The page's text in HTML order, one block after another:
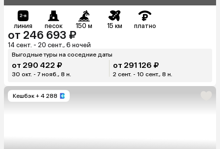
линия песок 150 м 15 км платно
от 246 693 ₽
14 сент. - 20 сент., 6 ночей
Выгодные туры на соседние даты
от 290 422 ₽
30 окт. - 7 нояб., 8 н.
от 291 126 ₽
2 сент. - 10 сент., 8 н.
Кешбэк + 4 288